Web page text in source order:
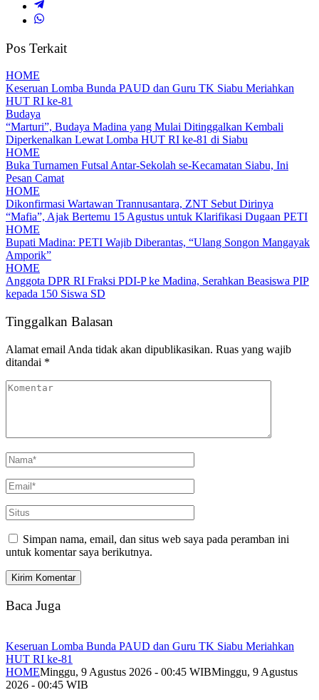
Pos Terkait
HOME
Keseruan Lomba Bunda PAUD dan Guru TK Siabu Meriahkan
HUT RI ke-81
Budaya
“Marturi”, Budaya Madina yang Mulai Ditinggalkan Kembali
Diperkenalkan Lewat Lomba HUT RI ke-81 di Siabu
HOME
Buka Turnamen Futsal Antar-Sekolah se-Kecamatan Siabu, Ini
Pesan Camat
HOME
Dikonfirmasi Wartawan Trannusantara, ZNT Sebut Dirinya
“Mafia”, Ajak Bertemu 15 Agustus untuk Klarifikasi Dugaan PETI
HOME
Bupati Madina: PETI Wajib Diberantas, “Ulang Songon Mangayak
Amporik”
HOME
Anggota DPR RI Fraksi PDI-P ke Madina, Serahkan Beasiswa PIP
kepada 150 Siswa SD
Tinggalkan Balasan
Alamat email Anda tidak akan dipublikasikan. Ruas yang wajib
ditandai *
Simpan nama, email, dan situs web saya pada peramban ini
untuk komentar saya berikutnya.
Baca Juga
Keseruan Lomba Bunda PAUD dan Guru TK Siabu Meriahkan
HUT RI ke-81
HOMEMinggu, 9 Agustus 2026 - 00:45 WIBMinggu, 9 Agustus
2026 - 00:45 WIB